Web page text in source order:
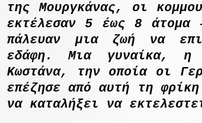
της Μουργκάνας, οι
εκτέλεσαν 5 έως 8 άτοµα
πάλευαν µια ζωή να
εδάφη. Μια γυναίκα, η
Κωστάνα, την οποία οι
επέζησε από αυτή τη
να καταλήξει να